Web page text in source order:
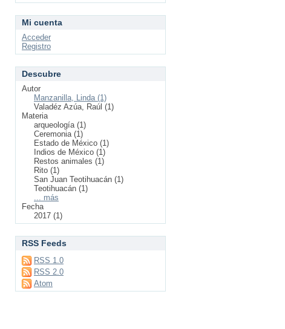
Mi cuenta
Acceder
Registro
Descubre
Autor
Manzanilla, Linda (1)
Valadéz Azúa, Raúl (1)
Materia
arqueología (1)
Ceremonia (1)
Estado de México (1)
Indios de México (1)
Restos animales (1)
Rito (1)
San Juan Teotihuacán (1)
Teotihuacán (1)
... más
Fecha
2017 (1)
RSS Feeds
RSS 1.0
RSS 2.0
Atom